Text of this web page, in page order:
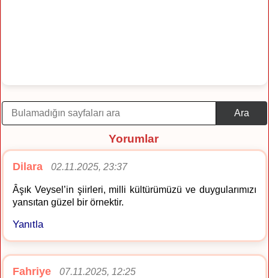
Ara
Yorumlar
Dilara 02.11.2025, 23:37
Âşık Veysel’in şiirleri, milli kültürümüzü ve duygularımızı
yansıtan güzel bir örnektir.
Yanıtla
Fahriye 07.11.2025, 12:25